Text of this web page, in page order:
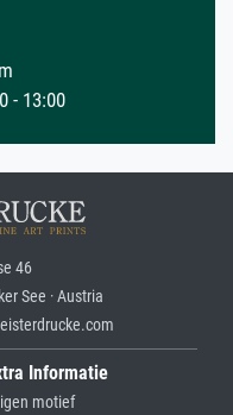
- 13:00
46
See · Austria
Informatie
motief